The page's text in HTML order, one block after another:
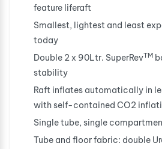
feature liferaft
Smallest, lightest and least
today
Double 2 x 90Ltr. SuperRevTM
stability
Raft inflates automatically in
with self-contained CO2
Single tube, single
Tube and floor fabric: double